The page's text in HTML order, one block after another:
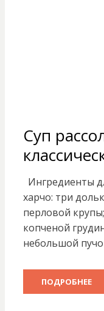
Суп
Ингредиенты
харчо: три
перловой
копченой
небольшой
ПОДРОБНЕЕ